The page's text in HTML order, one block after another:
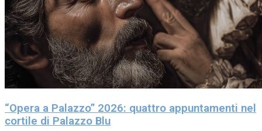
“Opera a Palazzo” 2026: quattro appuntamenti nel
cortile di Palazzo Blu